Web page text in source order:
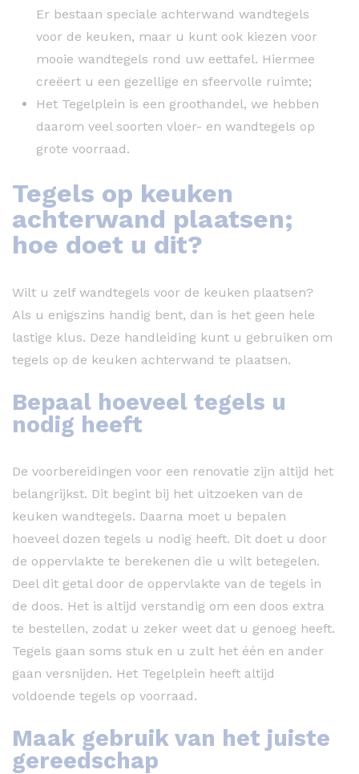
Er bestaan speciale achterwand wandtegels
voor de keuken, maar u kunt ook kiezen voor
mooie wandtegels rond uw eettafel. Hiermee
creëert u een gezellige en sfeervolle ruimte;
Het Tegelplein is een groothandel, we hebben
daarom veel soorten vloer- en wandtegels op
grote voorraad.
Tegels op keuken
achterwand plaatsen;
hoe doet u dit?
Wilt u zelf wandtegels voor de keuken plaatsen?
Als u enigszins handig bent, dan is het geen hele
lastige klus. Deze handleiding kunt u gebruiken om
tegels op de keuken achterwand te plaatsen.
Bepaal hoeveel tegels u
nodig heeft
De voorbereidingen voor een renovatie zijn altijd het
belangrijkst. Dit begint bij het uitzoeken van de
keuken wandtegels. Daarna moet u bepalen
hoeveel dozen tegels u nodig heeft. Dit doet u door
de oppervlakte te berekenen die u wilt betegelen.
Deel dit getal door de oppervlakte van de tegels in
de doos. Het is altijd verstandig om een doos extra
te bestellen, zodat u zeker weet dat u genoeg heeft.
Tegels gaan soms stuk en u zult het één en ander
gaan versnijden. Het Tegelplein heeft altijd
voldoende tegels op voorraad.
Maak gebruik van het juiste
gereedschap